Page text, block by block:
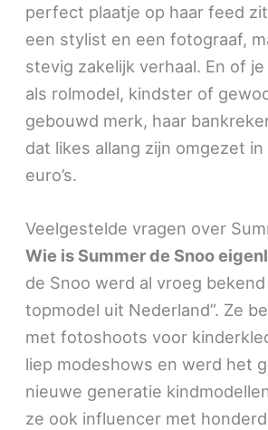
perfect plaatje op haar feed
een stylist en een fotograaf,
stevig zakelijk verhaal. En of
als rolmodel, kindster of
gebouwd merk, haar
dat likes allang zijn omgezet
euro’s.
Veelgestelde vragen over
Wie is Summer de Snoo
de Snoo werd al vroeg
topmodel uit Nederland”. Ze
met fotoshoots voor
liep modeshows en werd het
nieuwe generatie
ze ook influencer met